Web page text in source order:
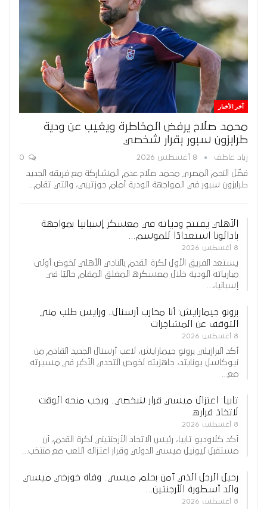
آخر الأخبار
محمد صلاح يرفض المخاطرة ويغيب عن ودية
طرابزون سبور بقرار شخصي
زياد عاطف 8 أغسطس 2026
فضّل النجم المصري محمد صلاح عدم المشاركة مع فريقه الجديد
طرابزون سبور في المواجهة الودية أمام جوزتيبي، والتي تقام…
الأهلي يفتتح ودياته في معسكر إسبانيا بمواجهة
بادالونا استعدادًا للموسم…
8 أغسطس 2026
يستعد الفريق الأول لكرة القدم بالنادي الأهلي لخوض أولى
مبارياته الودية خلال معسكره المغلق المقام حاليًا في
إسبانيا،…
برونو جيمارايش: أنا محارب أرسنال.. ورايس طلب مني
التوقف عن المشاجرات
8 أغسطس 2026
أكد البرازيلي برونو جيمارايش، لاعب أرسنال الجديد القادم من
نيوكاسل يونايتد، جاهزيته لخوض التحدي الأكبر في مسيرته
مع…
تابيا: اعتزال ميسي قرار شخصي.. ويجب منحه الوقت
لاتخاذ قراره
8 أغسطس 2026
أكد كلاوديو تابيا، رئيس الاتحاد الأرجنتيني لكرة القدم، أن
مستقبل ليونيل ميسي الدولي وقرار اعتزاله اللعب مع منتخب…
رحيل الرجل الذي آمن بحلم ميسي.. وفاة خورخي ميسي
والد أسطورة الأرجنتين…
8 أغسطس 2026